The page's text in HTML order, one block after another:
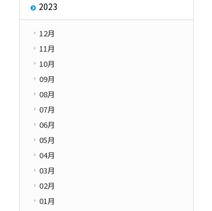
2023
12月
11月
10月
09月
08月
07月
06月
05月
04月
03月
02月
01月